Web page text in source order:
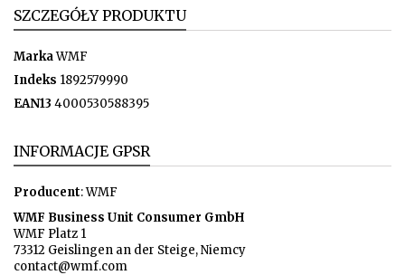
SZCZEGÓŁY PRODUKTU
MarkaWMF
Indeks 1892579990
EAN13 4000530588395
INFORMACJE GPSR
Producent: WMF
WMF Business Unit Consumer GmbH
WMF Platz 1
73312 Geislingen an der Steige, Niemcy
contact@wmf.com